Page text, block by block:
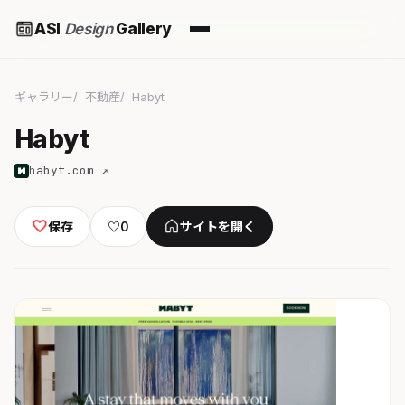
ASI DesignGallery
ギャラリー 不動産 Habyt
Habyt
habyt.com ↗
保存 ♡0 サイトを開く